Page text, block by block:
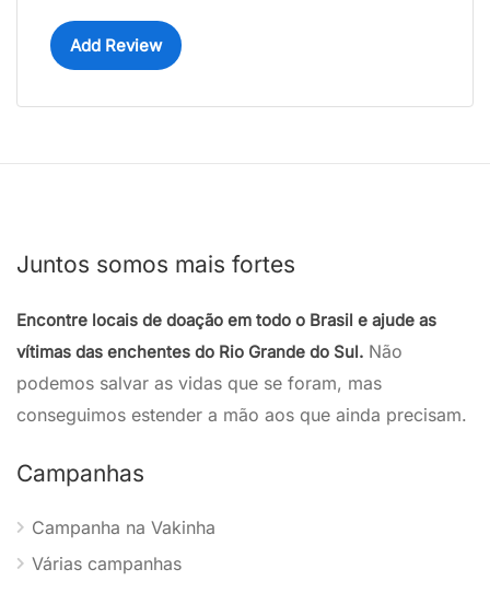
Add Review
Juntos somos mais fortes
Encontre locais de doação em todo o Brasil e ajude as
vítimas das enchentes do Rio Grande do Sul. Não
podemos salvar as vidas que se foram, mas
conseguimos estender a mão aos que ainda precisam.
Campanhas
Campanha na Vakinha
Várias campanhas